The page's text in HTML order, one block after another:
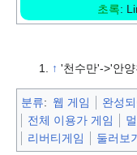
초록:
↑ '천수만'->'안
분류: 웹 게임
완성
전체 이용가 게임
리버티게임
둘러보